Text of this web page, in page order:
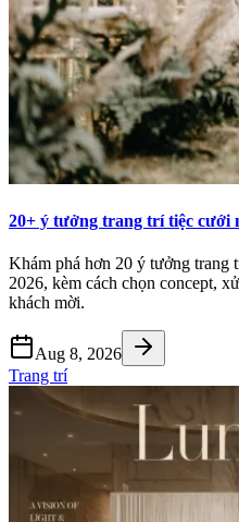
20+ ý tưởng trang trí tiệc cưới
Khám phá hơn 20 ý tưởng trang
2026, kèm cách chọn concept,
khách mời.
Aug 8, 2026
Trang trí